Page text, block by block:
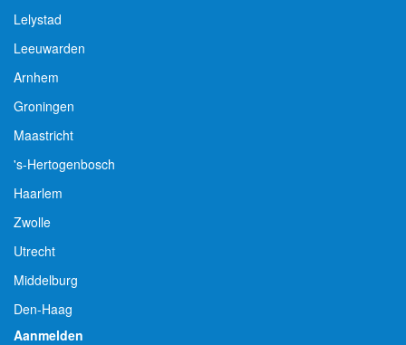
Lelystad
Leeuwarden
Arnhem
Groningen
Maastricht
's-Hertogenbosch
Haarlem
Zwolle
Utrecht
Middelburg
Den-Haag
Aanmelden